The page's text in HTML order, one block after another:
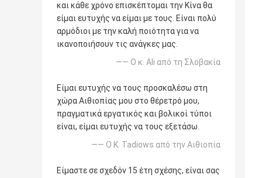
και κάθε χρόνο επισκέπτομαι την Κίνα θα
είμαι ευτυχής να είμαι με τους. Είναι πολύ
αρμόδιοι με την καλή ποιότητα για να
ικανοποιήσουν τις ανάγκες μας.
—— Ο κ. Ali από τη Σλοβακία
Είμαι ευτυχής να τους προσκαλέσω στη
χώρα Αιθιοπίας μου στο θέρετρό μου,
πραγματικά εργατικός και βολικοί τύποι
είναι, είμαι ευτυχής να τους εξετάσω.
—— Ο Κ. Tadiows από την Αιθιοπία
Είμαστε σε σχεδόν 15 έτη σχέσης, είναι σας